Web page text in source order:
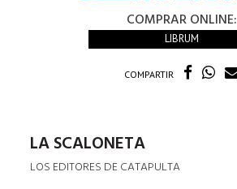
COMPRAR ONLINE:
LIBRUM
COMPARTIR
LA SCALONETA
LOS EDITORES DE CATAPULTA